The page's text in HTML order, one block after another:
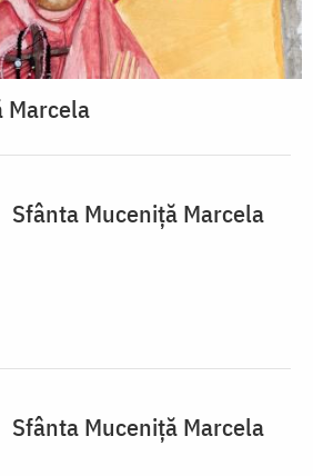
Marcela
Sfânta Muceniță Marcela
Sfânta Muceniță Marcela